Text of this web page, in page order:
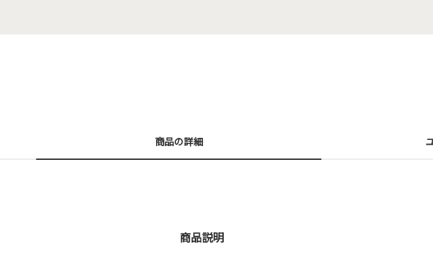
商品の詳細
商品説明